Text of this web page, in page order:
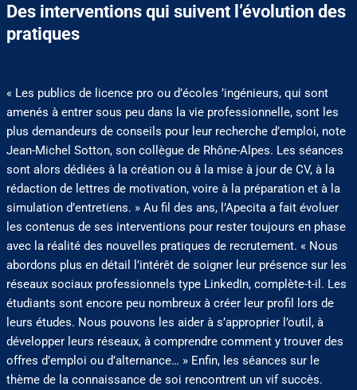
Des interventions qui suivent l’évolution des
pratiques
« Les publics de licence pro ou d’écoles ’ingénieurs, qui sont
amenés à entrer sous peu dans la vie professionnelle, sont les
plus demandeurs de conseils pour leur recherche d’emploi, note
Jean-Michel Sotton, son collègue de Rhône-Alpes. Les séances
sont alors dédiées à la création ou à la mise à jour de CV, à la
rédaction de lettres de motivation, voire à la préparation et à la
simulation d’entretiens. » Au fil des ans, l’Apecita a fait évoluer
les contenus de ses interventions pour rester toujours en phase
avec la réalité des nouvelles pratiques de recrutement. « Nous
abordons plus en détail l’intérêt de soigner leur présence sur les
réseaux sociaux professionnels type LinkedIn, complète-t-il. Les
étudiants sont encore peu nombreux à créer leur profil lors de
leurs études. Nous pouvons les aider à s’approprier l’outil, à
développer leurs réseaux, à comprendre comment y trouver des
offres d’emploi ou d’alternance… » Enfin, les séances sur le
thème de la connaissance de soi rencontrent un vif succès.